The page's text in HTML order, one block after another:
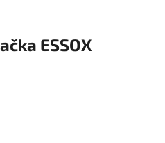
v
ý
ESSOX